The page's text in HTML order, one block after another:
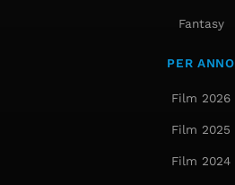
Fantasy
PER ANNO
Film 2026
Film 2025
Film 2024